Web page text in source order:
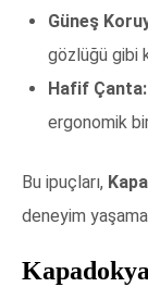
Güneş
gözlüğü gibi
Hafif Çanta:
ergonomik
Bu ipuçları,
deneyim